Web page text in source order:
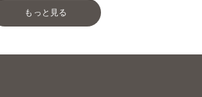
もっと見る